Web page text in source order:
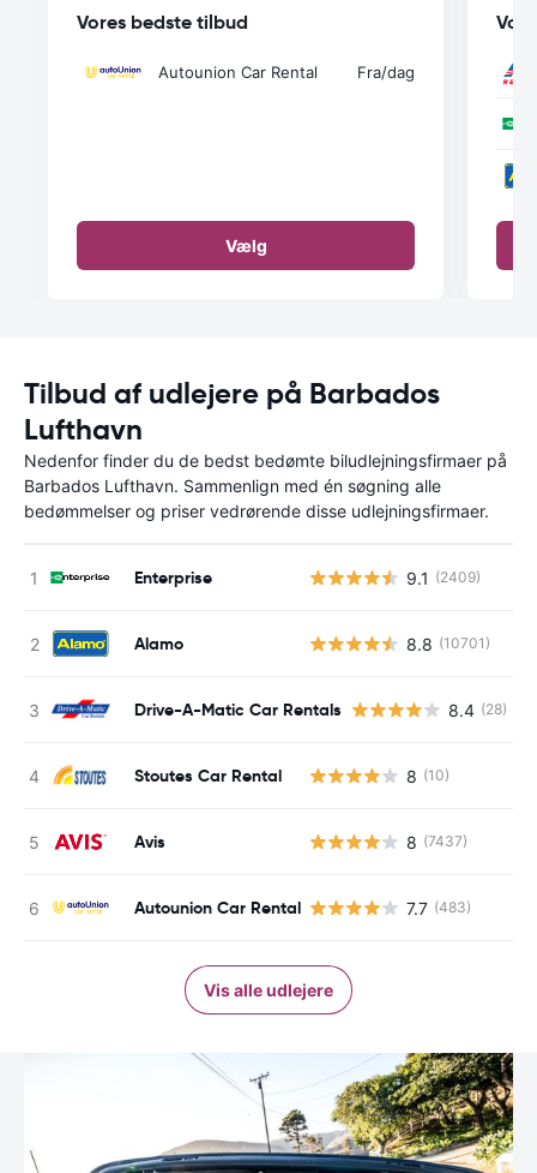
Vores bedste tilbud
Autounion Car Rental Fra/dag
Vælg
Tilbud af udlejere på Barbados
Lufthavn
Nedenfor finder du de bedst bedømte biludlejningsfirmaer på
Barbados Lufthavn. Sammenlign med én søgning alle
bedømmelser og priser vedrørende disse udlejningsfirmaer.
Enterprise 9.1 (2409)
Alamo 8.8 (10701)
Drive-A-Matic Car Rentals 8.4 (28)
Stoutes Car Rental 8 (10)
Avis 8 (7437)
Autounion Car Rental 7.7 (483)
Vis alle udlejere